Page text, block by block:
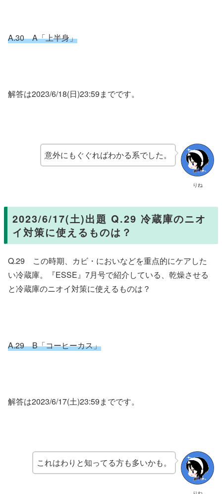
A.30 A「上半身」
解答は2023/6/18(日)23:59までです。
りね
意外にもぐぐればわかる系でした。
2023/6/17(土)出題 Q.29 冷蔵庫のニオ
イ対策に使えるものは？
Q.29 この時期、カビ・においなどを重点的にケアした
い冷蔵庫。『ESSE』7月号で紹介している、乾燥させる
と冷蔵庫のニオイ対策に使えるものは？
A.29 B「コーヒーカス」
解答は2023/6/17(土)23:59までです。
これはわりと知ってる方も多いかも。